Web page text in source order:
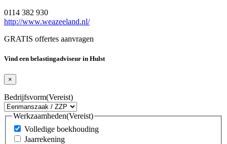
0114 382 930
http://www.weazeeland.nl/
GRATIS offertes aanvragen
Vind een belastingadviseur in Hulst
×
Bedrijfsvorm(Vereist)
Werkzaamheden(Vereist)
Volledige boekhouding
Jaarrekening